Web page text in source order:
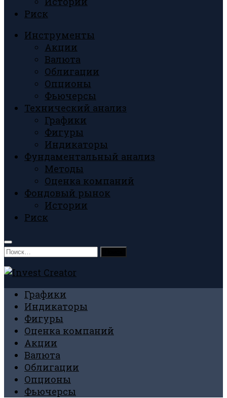
Риск
Инструменты
Акции
Валюта
Облигации
Опционы
Фьючерсы
Технический анализ
Графики
Фигуры
Индикаторы
Фундаментальный анализ
Методы
Оценка компаний
Фондовый рынок
Истории
Риск
Найти:
Графики
Индикаторы
Фигуры
Оценка компаний
Акции
Валюта
Облигации
Опционы
Фьючерсы